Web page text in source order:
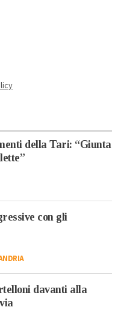
della Tari: “Giunta
con gli
davanti alla